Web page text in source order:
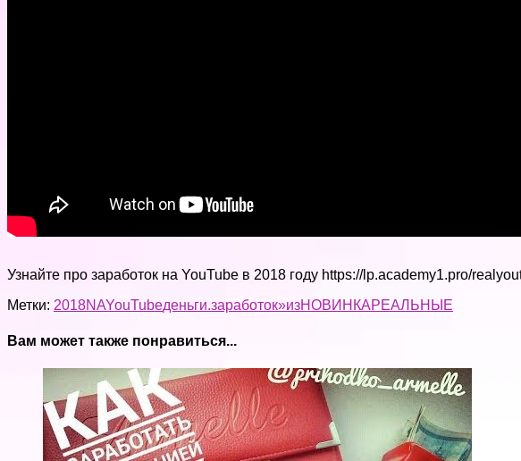
Узнайте про заработок на YouTube в 2018 году https://lp.academy1.pro/
Метки: 2018NAYouTubeденьги.заработок»изНОВИНКАРЕАЛЬНЫЕ
Вам может также понравиться...